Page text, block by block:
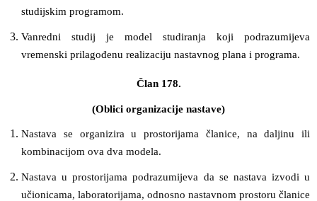
studijskim programom.
Vanredni studij je model studiranja koji podrazumijeva
vremenski prilagođenu realizaciju nastavnog plana i programa.
Član 178.
(Oblici organizacije nastave)
Nastava se organizira u prostorijama članice, na daljinu ili
kombinacijom ova dva modela.
Nastava u prostorijama podrazumijeva da se nastava izvodi u
učionicama, laboratorijama, odnosno nastavnom prostoru članice